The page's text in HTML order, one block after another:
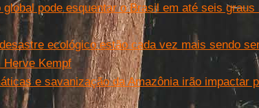
global pode esquentar o Brasil em até seis
ecológico estão cada vez mais sendo
Kempf
e savanização da Amazônia irão impactar